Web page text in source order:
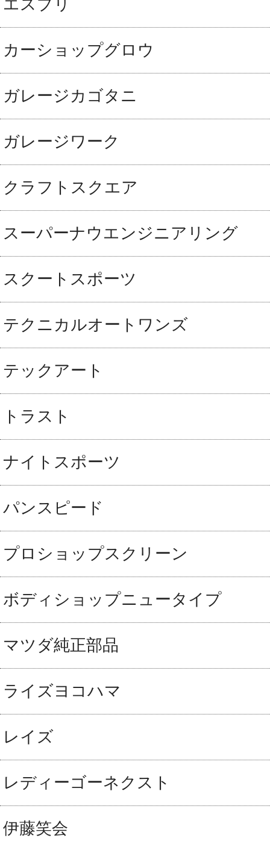
エスプリ
カーショップグロウ
ガレージカゴタニ
ガレージワーク
クラフトスクエア
スーパーナウエンジニアリング
スクートスポーツ
テクニカルオートワンズ
テックアート
トラスト
ナイトスポーツ
パンスピード
プロショップスクリーン
ボディショップニュータイプ
マツダ純正部品
ライズヨコハマ
レイズ
レディーゴーネクスト
伊藤笑会